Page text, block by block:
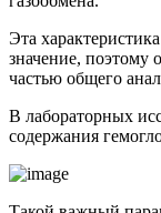
Эта
значение, поэтому
частью общего
В лабораторных
содержания